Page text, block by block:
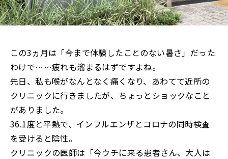
この3ヵ月は「今まで体験したことのない暑さ」だった
わけで……疲れも溜まるはずですよね。
先日、私も喉がなんとなく痛くなり、あわてて近所の
クリニックに行きましたが、ちょっとショックなこと
がありました。
36.1度と平熱で、インフルエンザとコロナの同時検査
を受けると陰性。
クリニックの医師は「今ウチに来る患者さん、大人は